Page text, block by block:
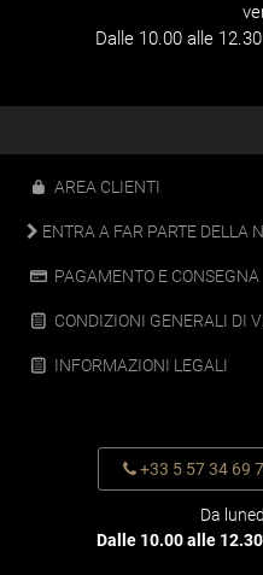
Dalle 10.00 alle
AREA CLIENTI
ENTRA A FAR PARTE DELLA
PAGAMENTO E CONSEGNA
CONDIZIONI GENERALI DI
INFORMAZIONI LEGALI
+33 5 57 34 69
Da
Dalle 10.00 alle